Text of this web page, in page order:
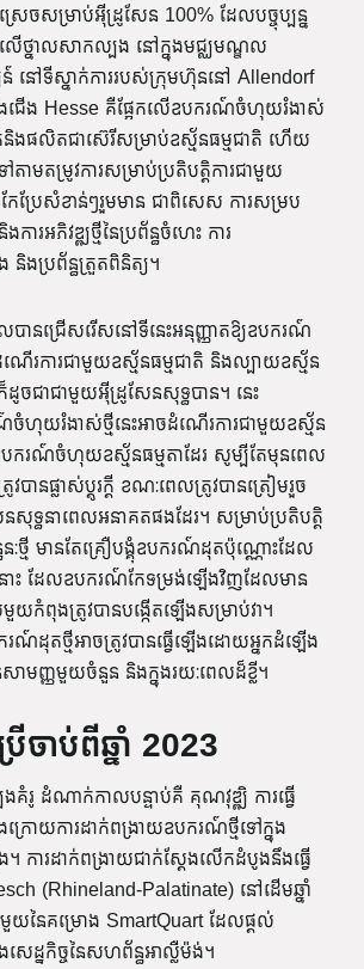
រេចសម្រាប់អ៊ីដ្រូសែន 100% ដែលបច្ចុប្បន្ន
ើថ្នាលសាកល្បង នៅក្នុងមជ្ឈមណ្ឌល
ឍន៍ នៅទីស្នាក់ការរបស់ក្រុមហ៊ុននៅ Allendorf
ជើង Hesse គឺផ្អែកលើឧបករណ៍ចំហុយរំងាស់
និងផលិតជាស៊េរីសម្រាប់ឧស្ម័នធម្មជាតិ ហើយ
ាមតម្រូវការសម្រាប់ប្រតិបត្តិការជាមួយ
ែប្រែសំខាន់ៗរួមមាន ជាពិសេស ការសម្រប
រអភិវឌ្ឍថ្មីនៃប្រព័ន្ធចំហេះ ការ
និងប្រព័ន្ធត្រួតពិនិត្យ។
បានជ្រើសរើសនៅទីនេះអនុញ្ញាតឱ្យឧបករណ៍
ើរការជាមួយឧស្ម័នធម្មជាតិ និងល្បាយឧស្ម័ន
ដូចជាជាមួយអ៊ីដ្រូសែនសុទ្ធបាន។ នេះ
ហុយរំងាស់ថ្មីនេះអាចដំណើរការជាមួយឧស្ម័ន
ករណ៍ចំហុយឧស្ម័នធម្មតាដែរ សូម្បីតែមុនពេល
វបានផ្លាស់ប្តូរក្ដី ខណៈពេលត្រូវបានត្រៀមរួច
សុទ្ធនាពេលអនាគតផងដែរ។ សម្រាប់ប្រតិបត្តិ
នៈថ្មី មានតែគ្រឿបង្គុំឧបករណ៍ដុតប៉ុណ្ណោះដែល
ះ ដែលឧបករណ៍កែទម្រង់ឡើងវិញដែលមាន
កំពុងត្រូវបានបង្កើតឡើងសម្រាប់វា។
រណ៍ដុតថ្មីអាចត្រូវបានធ្វើឡើងដោយអ្នកដំឡើង
ាមញ្ញមួយចំនួន និងក្នុងរយៈពេលដ៏ខ្លី។
ើចាប់ពីឆ្នាំ 2023
គំរូ ដំណាក់កាលបន្ទាប់គឺ គុណវុឌ្ឍិ ការធ្វើ
រោយការដាក់ពង្រាយឧបករណ៍ថ្មីទៅក្នុង
ង។ ការដាក់ពង្រាយជាក់ស្តែងលើកដំបូងនឹងធ្វើ
(Rhineland-Palatinate) នៅដើមឆ្នាំ
មួយនៃគម្រោង SmartQuart ដែលផ្តល់
ឋកិច្ចនៃសហព័ន្ធអាល្លឺម៉ង់។